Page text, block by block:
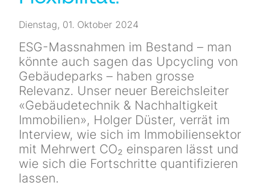
Kontakt
Dienstag, 01. Oktober 2024
ESG-Massnahmen im Bestand – man
könnte auch sagen das Upcycling von
Gebäudeparks – haben grosse
Relevanz. Unser neuer Bereichsleiter
«Gebäudetechnik & Nachhaltigkeit
Immobilien», Holger Düster, verrät im
Interview, wie sich im Immobiliensektor
mit Mehrwert CO₂ einsparen lässt und
wie sich die Fortschritte quantifizieren
lassen.